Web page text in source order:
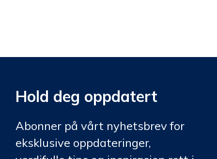
Hold deg oppdatert
Abonner på vårt nyhetsbrev for
eksklusive oppdateringer,